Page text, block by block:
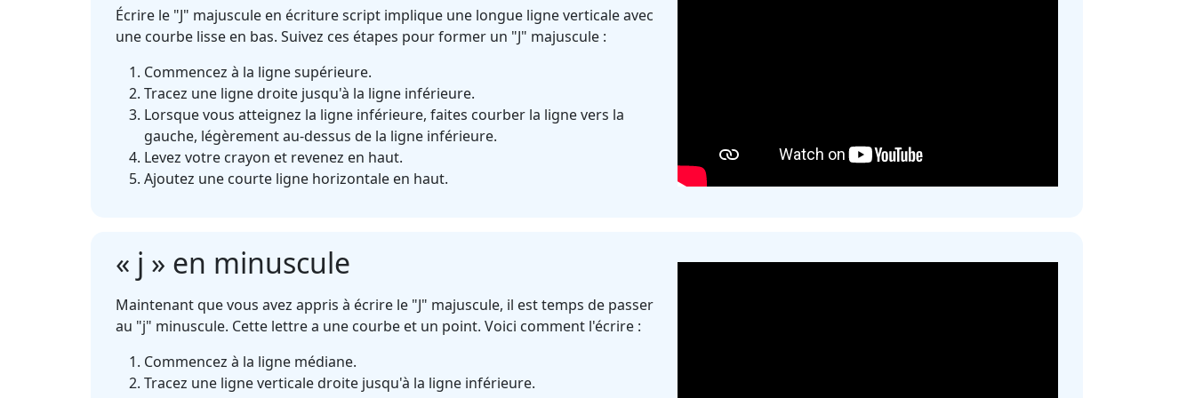
Écrire le "J" majuscule en écriture script implique une longue ligne verticale avec
une courbe lisse en bas. Suivez ces étapes pour former un "J" majuscule :
Commencez à la ligne supérieure.
Tracez une ligne droite jusqu'à la ligne inférieure.
Lorsque vous atteignez la ligne inférieure, faites courber la ligne vers la
gauche, légèrement au-dessus de la ligne inférieure.
Levez votre crayon et revenez en haut.
Ajoutez une courte ligne horizontale en haut.
« j » en minuscule
Maintenant que vous avez appris à écrire le "J" majuscule, il est temps de passer
au "j" minuscule. Cette lettre a une courbe et un point. Voici comment l'écrire :
Commencez à la ligne médiane.
Tracez une ligne verticale droite jusqu'à la ligne inférieure.